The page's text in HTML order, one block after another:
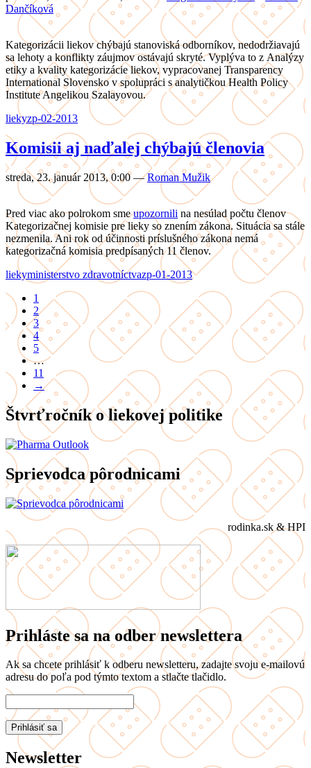
Dančíková
Kategorizácii liekov chýbajú stanoviská odborníkov, nedodržiavajú
sa lehoty a konflikty záujmov ostávajú skryté. Vyplýva to z Analýzy
etiky a kvality kategorizácie liekov, vypracovanej Transparency
International Slovensko v spolupráci s analytičkou Health Policy
Institute Angelikou Szalayovou.
liekyzp-02-2013
Komisii aj naďalej chýbajú členovia
streda, 23. január 2013, 0:00 — Roman Mužik
Pred viac ako polrokom smeupozornili na nesúlad počtu členov
Kategorizačnej komisie pre lieky so znením zákona. Situácia sa stále
nezmenila. Ani rok od účinnosti príslušného zákona nemá
kategorizačná komisia predpísaných 11 členov.
liekyministerstvo zdravotníctvazp-01-2013
1
2
3
4
5
…
11
→
Štvrťročník o liekovej politike
Sprievodca pôrodnicami
rodinka.sk & HPI
Prihláste sa na odber newslettera
Ak sa chcete prihlásiť k odberu newsletteru, zadajte svoju e-mailovú
adresu do poľa pod týmto textom a stlačte tlačidlo.
Newsletter